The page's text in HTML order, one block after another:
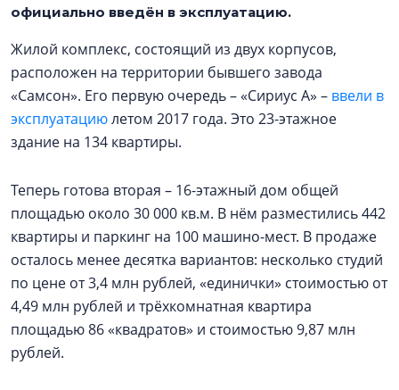
официально введён в эксплуатацию.
Жилой комплекс, состоящий из двух корпусов,
расположен на территории бывшего завода
«Самсон». Его первую очередь – «Сириус А» – ввели в
эксплуатациюлетом 2017 года. Это 23-этажное
здание на 134 квартиры.
Теперь готова вторая – 16-этажный дом общей
площадью около 30 000 кв.м. В нём разместились 442
квартиры и паркинг на 100 машино-мест. В продаже
осталось менее десятка вариантов: несколько студий
по цене от 3,4 млн рублей, «единички» стоимостью от
4,49 млн рублей и трёхкомнатная квартира
площадью 86 «квадратов» и стоимостью 9,87 млн
рублей.